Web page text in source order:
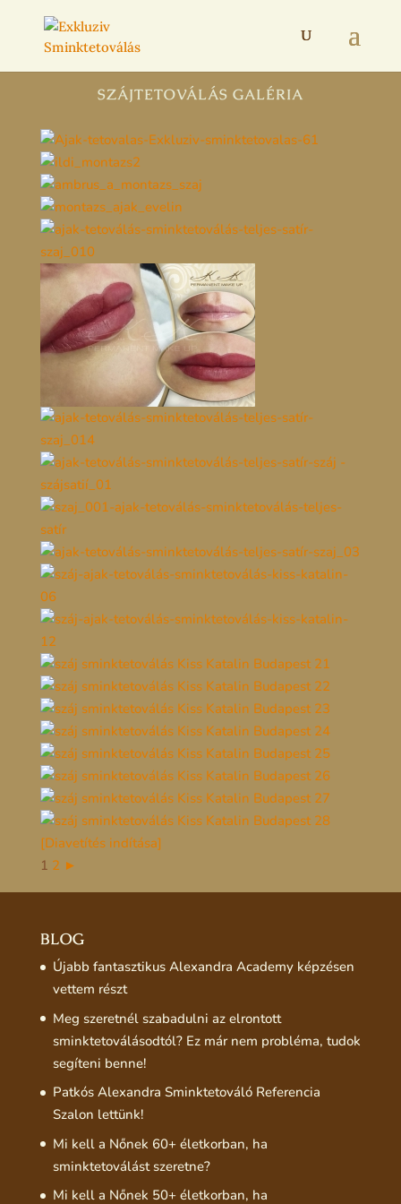
SZÁJTETOVÁLÁS GALÉRIA
[Diavetítés indítása]
1 2 ►
BLOG
Újabb fantasztikus Alexandra Academy képzésen
vettem részt
Meg szeretnél szabadulni az elrontott
sminktetoválásodtól? Ez már nem probléma, tudok
segíteni benne!
Patkós Alexandra Sminktetováló Referencia
Szalon lettünk!
Mi kell a Nőnek 60+ életkorban, ha
sminktetoválást szeretne?
Mi kell a Nőnek 50+ életkorban, ha